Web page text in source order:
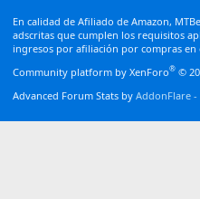
En calidad de Afiliado de Amazon,
adscritas que cumplen los requisitos
ingresos por afiliación por compras en
Community platform by XenForo® ©
Advanced Forum Stats by AddonFlare -